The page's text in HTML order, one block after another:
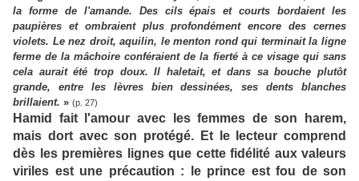
la forme de l'amande. Des cils épais et courts bordaient les
paupières et ombraient plus profondément encore des cernes
violets. Le nez droit, aquilin, le menton rond qui terminait la ligne
ferme de la mâchoire conféraient de la fierté à ce visage qui sans
cela aurait été trop doux. Il haletait, et dans sa bouche plutôt
grande, entre les lèvres bien dessinées, ses dents blanches
brillaient. » (p. 27)
Hamid fait l'amour avec les femmes de son harem,
mais dort avec son protégé. Et le lecteur comprend
dès les premières lignes que cette fidélité aux valeurs
viriles est une précaution : le prince est fou de son